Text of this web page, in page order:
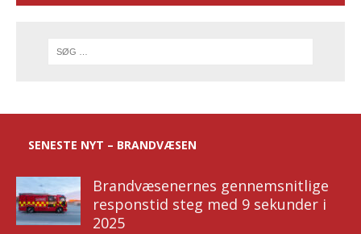
SENESTE NYT – BRANDVÆSEN
Brandvæsenernes gennemsnitlige
responstid steg med 9 sekunder i
2025